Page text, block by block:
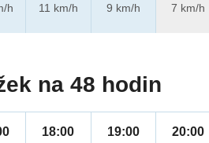
h
11 km/h
9 km/h
7 km/h
na 48 hodin
18:00 19:00 20:00